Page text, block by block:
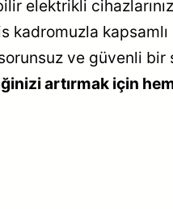
elektrikli
kadromuzla
ve güvenli bir
artırmak için